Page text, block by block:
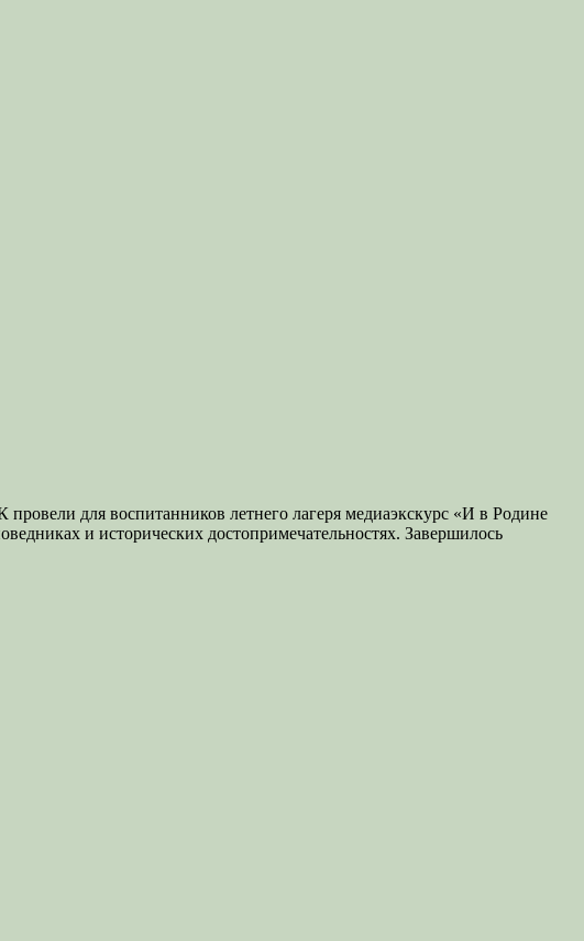
для воспитанников летнего лагеря медиаэкскурс «И в Родине
и исторических достопримечательностях. Завершилось